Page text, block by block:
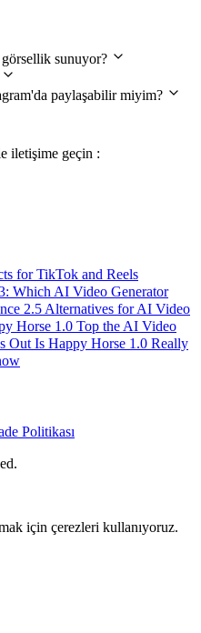
sunuyor?
paylaşabilir miyim?
iletişime geçin :
for TikTok and Reels
Which AI Video Generator
2.5 Alternatives for AI Video
Horse 1.0 Top the AI Video
Out Is Happy Horse 1.0 Really
Politikası
için çerezleri kullanıyoruz.